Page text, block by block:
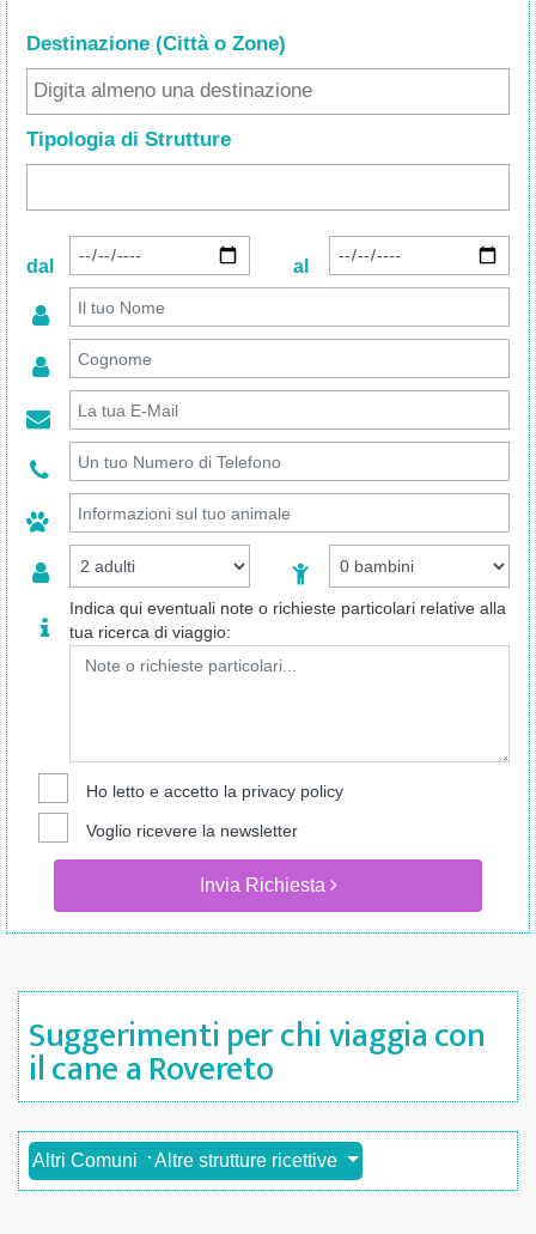
Destinazione (Città o Zone)
Tipologia di Strutture
dal al
Indica qui eventuali note o richieste particolari relative alla
tua ricerca di viaggio:
Ho letto e accetto la privacy policy
Voglio ricevere la newsletter
Invia Richiesta
Suggerimenti per chi viaggia con
il cane a Rovereto
Altri Comuni Altre strutture ricettive